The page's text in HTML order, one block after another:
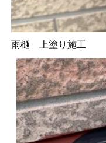
雨樋 上塗り施工